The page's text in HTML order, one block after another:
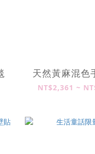
天然黃麻混色
NT$2,361 ~